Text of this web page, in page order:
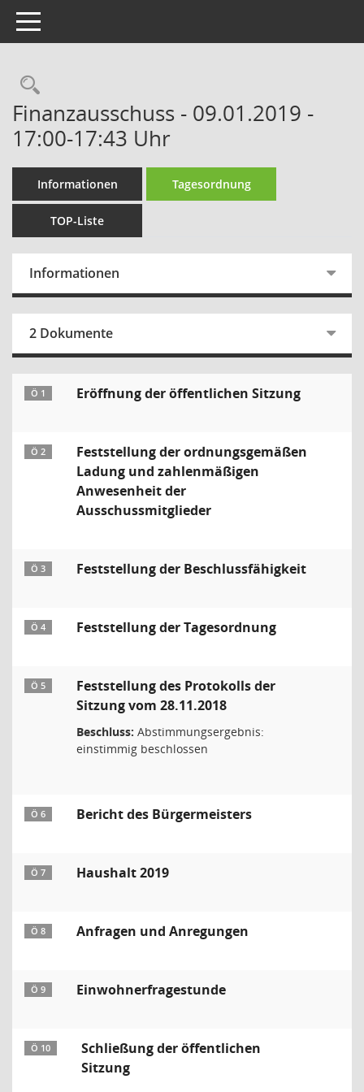
Toggle navigation
Rechercheauswahl
Finanzausschuss - 09.01.2019 -
17:00-17:43 Uhr
Informationen Tagesordnung
TOP-Liste
Informationen
2 Dokumente
Ö 1 Eröffnung der öffentlichen Sitzung
Ö 2
Feststellung der ordnungsgemäßen
Ladung und zahlenmäßigen
Anwesenheit der
Ausschussmitglieder
Ö 3 Feststellung der Beschlussfähigkeit
Ö 4 Feststellung der Tagesordnung
Ö 5
Feststellung des Protokolls der
Sitzung vom 28.11.2018
Beschluss: Abstimmungsergebnis:
einstimmig beschlossen
Ö 6 Bericht des Bürgermeisters
Ö 7 Haushalt 2019
Ö 8 Anfragen und Anregungen
Ö 9 Einwohnerfragestunde
Ö 10
Schließung der öffentlichen
Sitzung